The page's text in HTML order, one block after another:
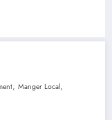
, Manger Local,